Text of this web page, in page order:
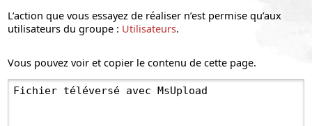
L’action que vous essayez de réaliser n’est permise qu’aux
utilisateurs du groupe : Utilisateurs.
Vous pouvez voir et copier le contenu de cette page.